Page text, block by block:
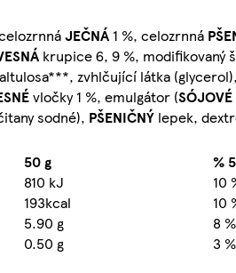
JEČNÁ 1 %, celozrnná
krupice 6, 9 %, modifikovaný
zvhlčující látka
vločky 1 %, emulgátor (SÓJOVÉ
sodné), PŠENIČNÝ lepek,
50 g
%
810 kJ
10
193kcal
10
5.90 g
8 %
0.50 g
3 %